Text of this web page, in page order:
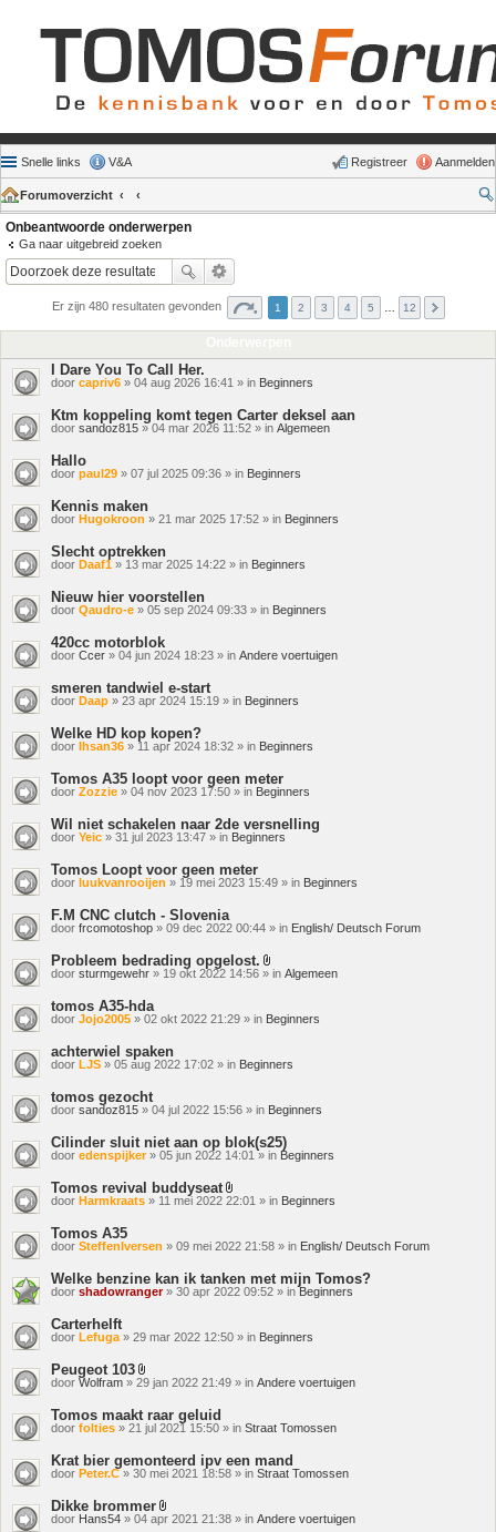
Snelle links V&A Aanmelden
Registreer
Forumoverzicht
Onbeantwoorde onderwerpen
Ga naar uitgebreid zoeken
Er zijn 480 resultaten gevonden 1 2 3 4 5 12
I Dare You To Call Her.
door capriv6 » 04 aug 2026 16:41 » in Beginners
Ktm koppeling komt tegen Carter deksel aan
door sandoz815 » 04 mar 2026 11:52 » in Algemeen
Hallo
door paul29 » 07 jul 2025 09:36 » in Beginners
Kennis maken
door Hugokroon » 21 mar 2025 17:52 » in Beginners
Slecht optrekken
door Daaf1 » 13 mar 2025 14:22 » in Beginners
Nieuw hier voorstellen
door Qaudro-e » 05 sep 2024 09:33 » in Beginners
420cc motorblok
door Ccer » 04 jun 2024 18:23 » in Andere voertuigen
smeren tandwiel e-start
door Daap » 23 apr 2024 15:19 » in Beginners
Welke HD kop kopen?
door Ihsan36 » 11 apr 2024 18:32 » in Beginners
Tomos A35 loopt voor geen meter
door Zozzie » 04 nov 2023 17:50 » in Beginners
Wil niet schakelen naar 2de versnelling
door Yeic » 31 jul 2023 13:47 » in Beginners
Tomos Loopt voor geen meter
door luukvanrooijen » 19 mei 2023 15:49 » in Beginners
F.M CNC clutch - Slovenia
door frcomotoshop » 09 dec 2022 00:44 » in English/ Deutsch Forum
Probleem bedrading opgelost.
Bijlage(n)
door sturmgewehr » 19 okt 2022 14:56 » in Algemeen
tomos A35-hda
door Jojo2005 » 02 okt 2022 21:29 » in Beginners
achterwiel spaken
door LJS » 05 aug 2022 17:02 » in Beginners
tomos gezocht
door sandoz815 » 04 jul 2022 15:56 » in Beginners
Cilinder sluit niet aan op blok(s25)
door edenspijker» 05 jun 2022 14:01 » in Beginners
Tomos revival buddyseat
Bijlage(n)
door Harmkraats » 11 mei 2022 22:01 » in Beginners
Tomos A35
door SteffenIversen » 09 mei 2022 21:58 » in English/ Deutsch Forum
Welke benzine kan ik tanken met mijn Tomos?
door shadowranger» 30 apr 2022 09:52 » inBeginners
Carterhelft
door Lefuga » 29 mar 2022 12:50 » in Beginners
Peugeot 103
Bijlage(n)
door Wolfram » 29 jan 2022 21:49 » in Andere voertuigen
Tomos maakt raar geluid
door folties » 21 jul 2021 15:50 » in Straat Tomossen
Krat bier gemonteerd ipv een mand
door Peter.C» 30 mei 2021 18:58 » in Straat Tomossen
Dikke brommer
Bijlage(n)
door Hans54 » 04 apr 2021 21:38 » in Andere voertuigen